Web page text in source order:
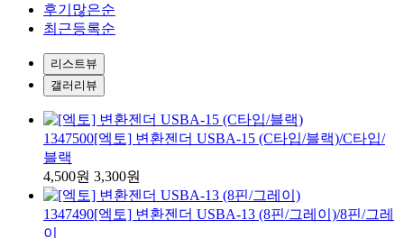
후기많은순
최근등록순
리스트뷰
갤러리뷰
1347500[엑토] 변환젠더 USBA-15 (C타입/블랙)/C타입/
블랙
4,500원 3,300원
1347490[엑토] 변환젠더 USBA-13 (8핀/그레이)/8핀/그레
이